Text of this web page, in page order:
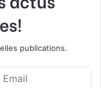
publications.